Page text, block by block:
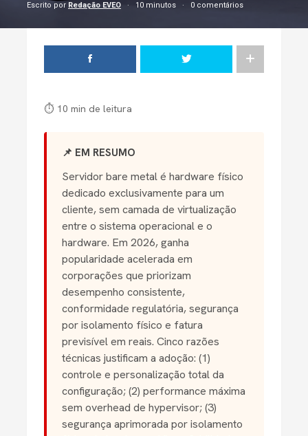
Escrito por Redação EVEO 10 minutos 0 comentários
⏱ 10 min de leitura
📌 EM RESUMO
Servidor bare metal é hardware físico
dedicado exclusivamente para um
cliente, sem camada de virtualização
entre o sistema operacional e o
hardware. Em 2026, ganha
popularidade acelerada em
corporações que priorizam
desempenho consistente,
conformidade regulatória, segurança
por isolamento físico e fatura
previsível em reais. Cinco razões
técnicas justificam a adoção: (1)
controle e personalização total da
configuração; (2) performance máxima
sem overhead de hypervisor; (3)
segurança aprimorada por isolamento